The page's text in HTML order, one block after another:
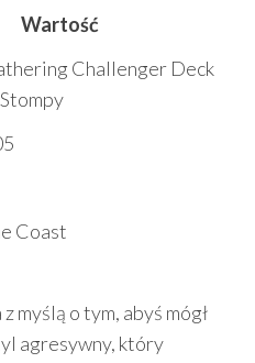
Wartość
Challenger Deck
Coast
myślą o tym, abyś mógł
agresywny, który